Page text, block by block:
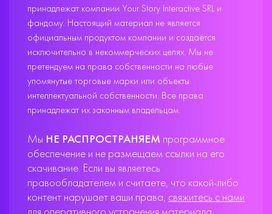
принадлежат компании Your Story Interactive SRL и
фандому. Настоящий материал не является
официальным продуктом компании и создаётся
исключительно в некоммерческих целях. Мы не
претендуем на права собственности на любые
упомянутые торговые марки или объекты
интеллектуальной собственности. Все права
принадлежат их законным владельцам.
Мы НЕ РАСПРОСТРАНЯЕМ программное
обеспечение и не размещаем ссылки на его
скачивание. Если вы являетесь
правообладателем и считаете, что какой-либо
контент нарушает ваши права, свяжитесь с нами